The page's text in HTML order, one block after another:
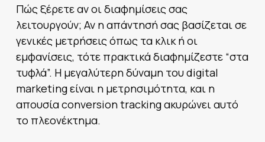
Πώς ξέρετε αν οι διαφημίσεις σας
λειτουργούν; Αν η απάντησή σας βασίζεται σε
γενικές μετρήσεις όπως τα κλικ ή οι
εμφανίσεις, τότε πρακτικά διαφημίζεστε “στα
τυφλά”. Η μεγαλύτερη δύναμη του digital
marketing είναι η μετρησιμότητα, και η
απουσία conversion tracking ακυρώνει αυτό
το πλεονέκτημα.